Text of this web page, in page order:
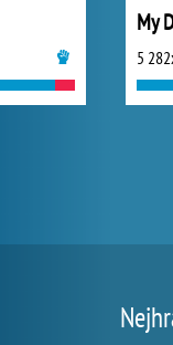
My
5